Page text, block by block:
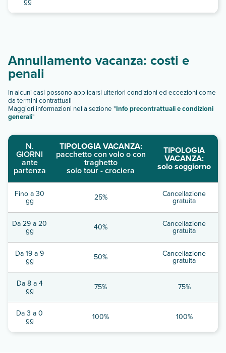
Annullamento vacanza: costi e
penali
In alcuni casi possono applicarsi ulteriori condizioni ed eccezioni come
da termini contrattuali
Maggiori informazioni nella sezione "Info precontrattuali e condizioni
generali"
N.
GIORNI
ante
partenza
TIPOLOGIA VACANZA:
pacchetto con volo o con
traghetto
solo tour - crociera
TIPOLOGIA
VACANZA:
solo soggiorno
Fino a 30
gg 25% Cancellazione
gratuita
Da 29 a 20
gg 40% Cancellazione
gratuita
Da 19 a 9
gg 50% Cancellazione
gratuita
Da 8 a 4
gg 75% 75%
Da 3 a 0
gg 100% 100%